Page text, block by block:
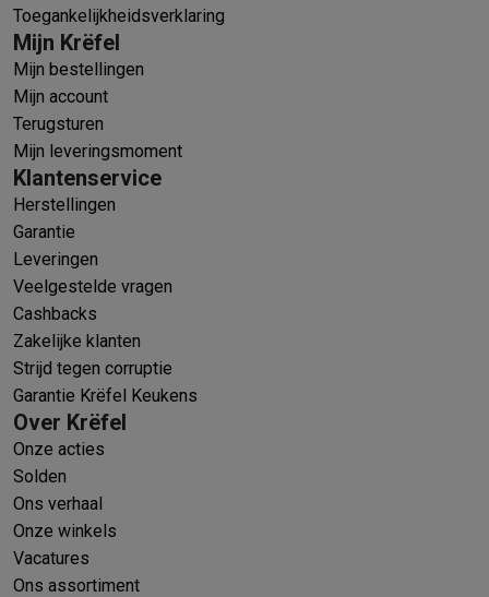
Toegankelijkheidsverklaring
Mijn Krëfel
Mijn bestellingen
Mijn account
Terugsturen
Mijn leveringsmoment
Klantenservice
Herstellingen
Garantie
Leveringen
Veelgestelde vragen
Cashbacks
Zakelijke klanten
Strijd tegen corruptie
Garantie Krëfel Keukens
Over Krëfel
Onze acties
Solden
Ons verhaal
Onze winkels
Vacatures
Ons assortiment